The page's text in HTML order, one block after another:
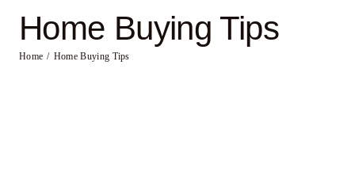
Home Buying Tips
Home Home Buying Tips